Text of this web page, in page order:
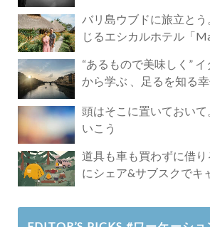
バリ島ウブドに旅立と
じるエシカルホテル「
“あるもので美味しく”
から学ぶ 、足るを知る
頭はそこに置いておい
いこう
道具も車も買わずに借
にシェア&サブスクでキ